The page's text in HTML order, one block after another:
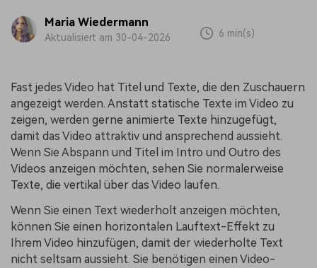
Maria Wiedermann
Aktualisiert am 30-04-2026 6 min(s)
Fast jedes Video hat Titel und Texte, die den Zuschauern
angezeigt werden. Anstatt statische Texte im Video zu
zeigen, werden gerne animierte Texte hinzugefügt,
damit das Video attraktiv und ansprechend aussieht.
Wenn Sie Abspann und Titel im Intro und Outro des
Videos anzeigen möchten, sehen Sie normalerweise
Texte, die vertikal über das Video laufen.
Wenn Sie einen Text wiederholt anzeigen möchten,
können Sie einen horizontalen Lauftext-Effekt zu
Ihrem Video hinzufügen, damit der wiederholte Text
nicht seltsam aussieht. Sie benötigen einen Video-